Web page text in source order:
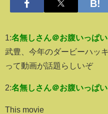
1:名無しさん＠お腹いっぱい
武豊、今年のダービーハッ
って動画が話題らしいぞ
2:名無しさん＠お腹いっぱい
This movie